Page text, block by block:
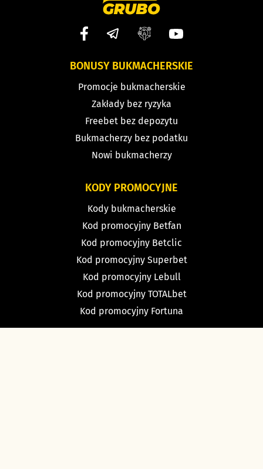
BONUSY BUKMACHERSKIE
Promocje bukmacherskie
Zakłady bez ryzyka
Freebet bez depozytu
Bukmacherzy bez podatku
Nowi bukmacherzy
KODY PROMOCYJNE
Kody bukmacherskie
Kod promocyjny Betfan
Kod promocyjny Betclic
Kod promocyjny Superbet
Kod promocyjny Lebull
Kod promocyjny TOTALbet
Kod promocyjny Fortuna